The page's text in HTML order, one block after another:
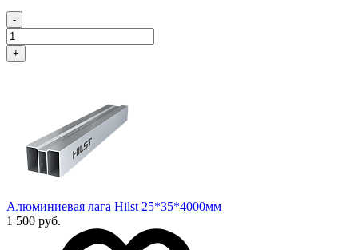
-
+
Алюминиевая лага Hilst 25*35*4000мм
1 500 руб.